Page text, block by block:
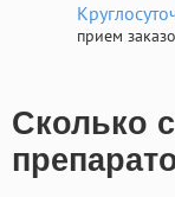
прием
Сколько